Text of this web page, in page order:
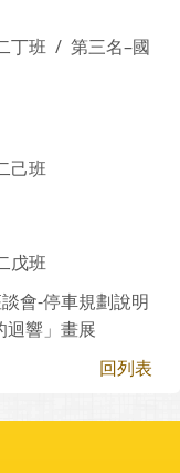
丁班 / 第三名–國
己班
戊班
會-停車規劃說明
迴響」畫展
回列表